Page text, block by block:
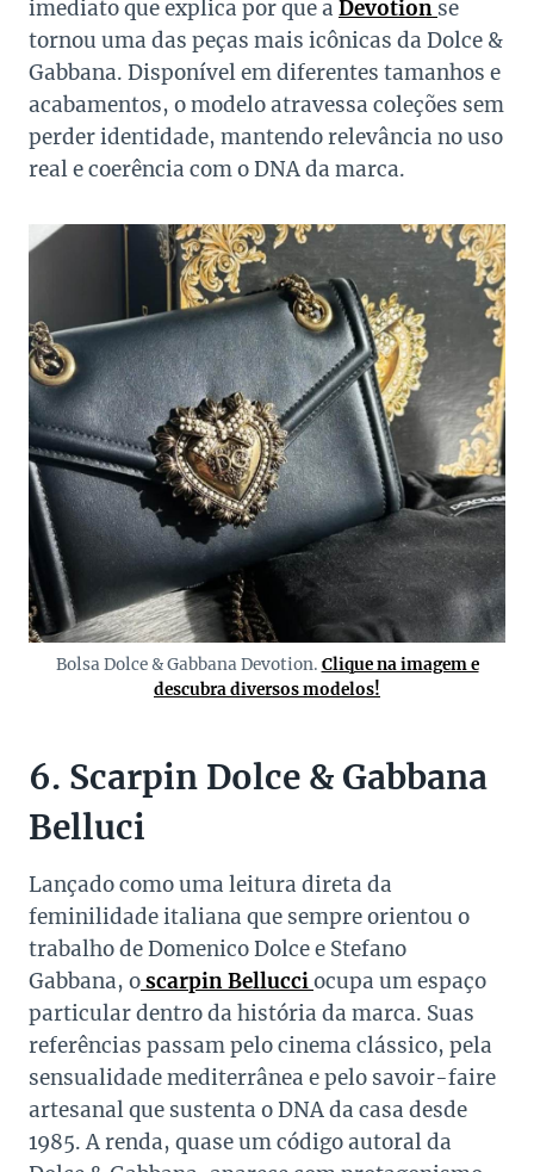
imediato que explica por que a Devotion se
tornou uma das peças mais icônicas da Dolce &
Gabbana. Disponível em diferentes tamanhos e
acabamentos, o modelo atravessa coleções sem
perder identidade, mantendo relevância no uso
real e coerência com o DNA da marca.
Bolsa Dolce & Gabbana Devotion. Clique na imagem e
descubra diversos modelos!
6. Scarpin Dolce & Gabbana
Belluci
Lançado como uma leitura direta da
feminilidade italiana que sempre orientou o
trabalho de Domenico Dolce e Stefano
Gabbana, oscarpin Bellucciocupa um espaço
particular dentro da história da marca. Suas
referências passam pelo cinema clássico, pela
sensualidade mediterrânea e pelo savoir-faire
artesanal que sustenta o DNA da casa desde
1985. A renda, quase um código autoral da